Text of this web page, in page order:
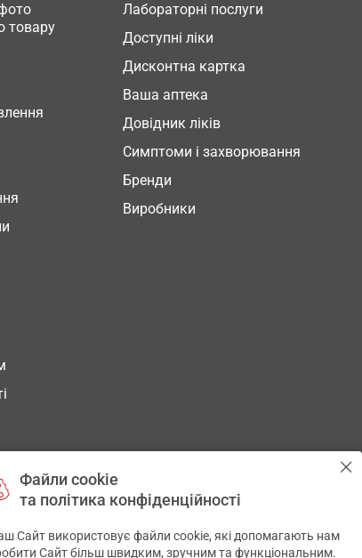
товару
Лабораторні послуги
Доступні ліки
Дисконтна картка
Ваша аптека
Довідник ліків
Симптоми і захворювання
Бренди
Виробники
ЗДОРОВ’Я
Файли cookie
та політика конфіденційності
Сайт використовує файли cookie, які допомагають нам
Сайт більш швидким, зручним та функціональним.
✕